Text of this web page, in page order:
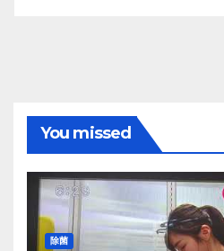
You missed
除菌